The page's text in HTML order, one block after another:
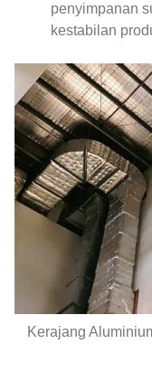
penyimpanan
kestabilan
Kerajang